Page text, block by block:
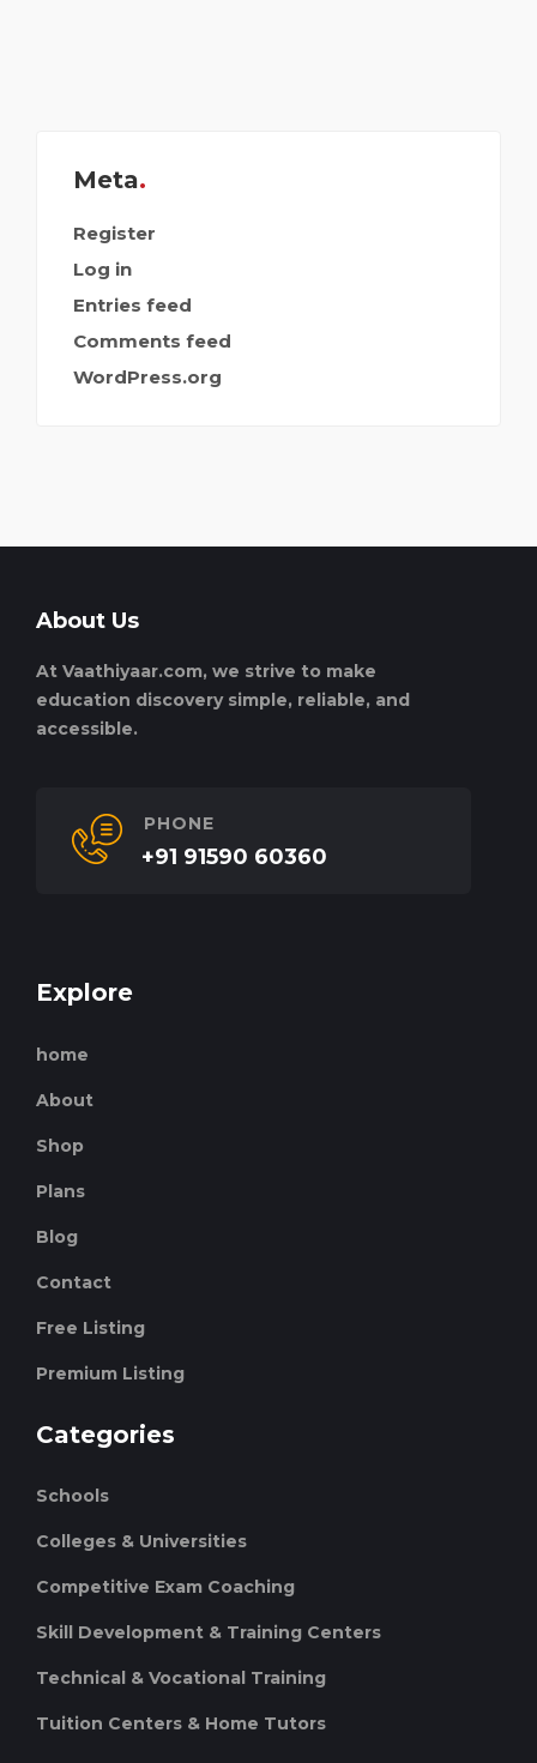
Meta
Register
Log in
Entries feed
Comments feed
WordPress.org
About Us
At Vaathiyaar.com, we strive to make
education discovery simple, reliable, and
accessible.
PHONE
+91 91590 60360
Explore
home
About
Shop
Plans
Blog
Contact
Free Listing
Premium Listing
Categories
Schools
Colleges & Universities
Competitive Exam Coaching
Skill Development & Training Centers
Technical & Vocational Training
Tuition Centers & Home Tutors